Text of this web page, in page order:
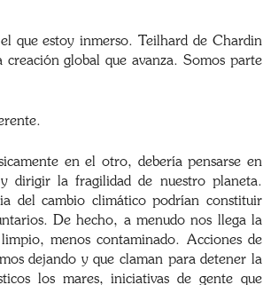
que estoy inmerso. Teilhard de Chardin
global que avanza. Somos parte
en el otro, debería pensarse en
dirigir la fragilidad de nuestro planeta.
del cambio climático podrían constituir
De hecho, a menudo nos llega la
menos contaminado. Acciones de
dejando y que claman para detener la
los mares, iniciativas de gente que